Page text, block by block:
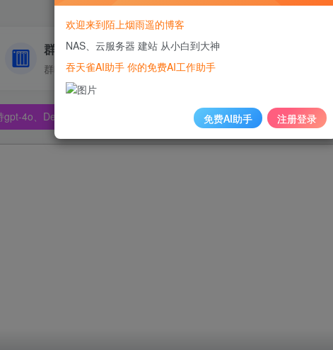
群晖DDNS技术支持
群晖内网穿透、IPV6动态解析、DDNS
高质量
NAS使用
gpt-4o、DeepSeek、Claude🔥🔥🔥🔥
4o、DeepSeek、Claude🔥🔥🔥🔥
4o、DeepSeek、Claude🔥🔥🔥🔥
欢迎来到陌上烟雨遥的博客
NAS、云服务器 建站 从小白到大神
吞天雀AI助手 你的免费AI工作助手
免费AI助手 注册登录